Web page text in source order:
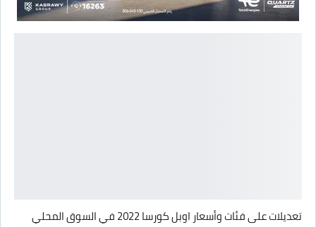
تعديلات على فئات وأسعار اوبل كورسا 2022 في السوق المحلي